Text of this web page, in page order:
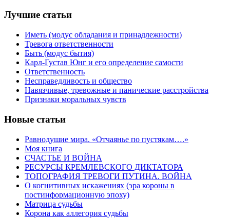
Лучшие статьи
Иметь (модус обладания и принадлежности)
Тревога ответственности
Быть (модус бытия)
Карл-Густав Юнг и его определение самости
Ответственность
Несправедливость и общество
Навязчивые, тревожные и панические расстройства
Признаки моральных чувств
Новые статьи
Равнодушие мира. «Отчаянье по пустякам….»
Моя книга
СЧАСТЬЕ И ВОЙНА
РЕСУРСЫ КРЕМЛЕВСКОГО ДИКТАТОРА
ТОПОГРАФИЯ ТРЕВОГИ ПУТИНА. ВОЙНА
О когнитивных искажениях (эра короны в
постинформационную эпоху)
Матрица судьбы
Корона как аллегория судьбы